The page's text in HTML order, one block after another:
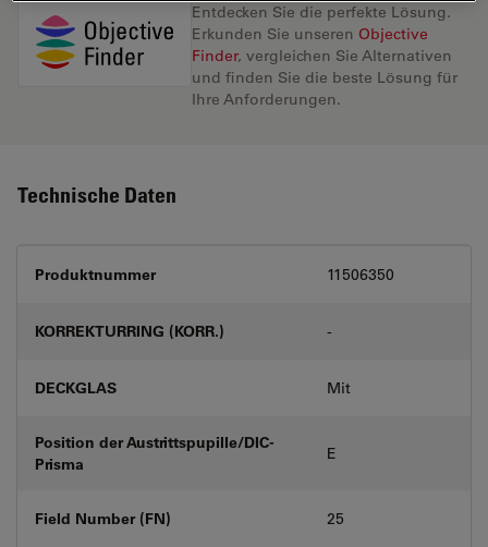
Entdecken Sie die perfekte Lösung.
Erkunden Sie unseren Objective
Finder, vergleichen Sie Alternativen
und finden Sie die beste Lösung für
Ihre Anforderungen.
Technische Daten
Produktnummer 11506350
KORREKTURRING (KORR.) -
DECKGLAS Mit
Position der Austrittspupille/DIC-
Prisma
E
Field Number (FN) 25